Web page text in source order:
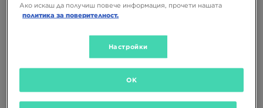
Няма продукти за показване
Промени критериите за търсене
изтрий избраните филтри
Ако искаш да получиш повече информация, прочети нашата
политика за поверителност.
Настройки
OK